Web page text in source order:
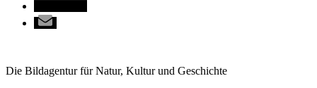
Die Bildagentur für Natur, Kultur und Geschichte